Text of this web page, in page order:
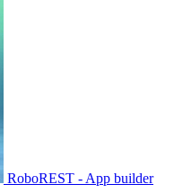
RoboREST - App builder